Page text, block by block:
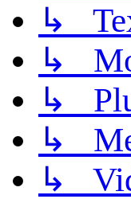
↳
↳
↳
↳
↳